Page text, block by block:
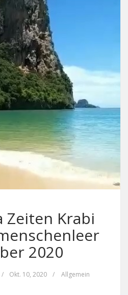
Zeiten Krabi
2020
/ Okt. 10, 2020 / Allgemein